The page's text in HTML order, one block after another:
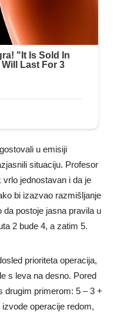
u emisiji
situaciju. Profesor
jednostavan i da je
bi izazvao razmišljanje
da postoje jasna pravila u
2 bude 4, a zatim 5.
prioriteta operacija,
s leva na desno. Pored
drugim primerom: 5 – 3 +
operacije redom,